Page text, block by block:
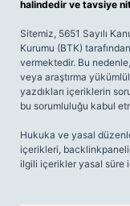
halindedir ve tavsiye
Sitemiz, 5651 Sayılı
Kurumu (BTK)
vermektedir. Bu
veya araştırma
yazdıkları içeriklerin
bu sorumluluğu kabul
Hukuka ve yasal
içerikleri,
ilgili içerikler yasal süre